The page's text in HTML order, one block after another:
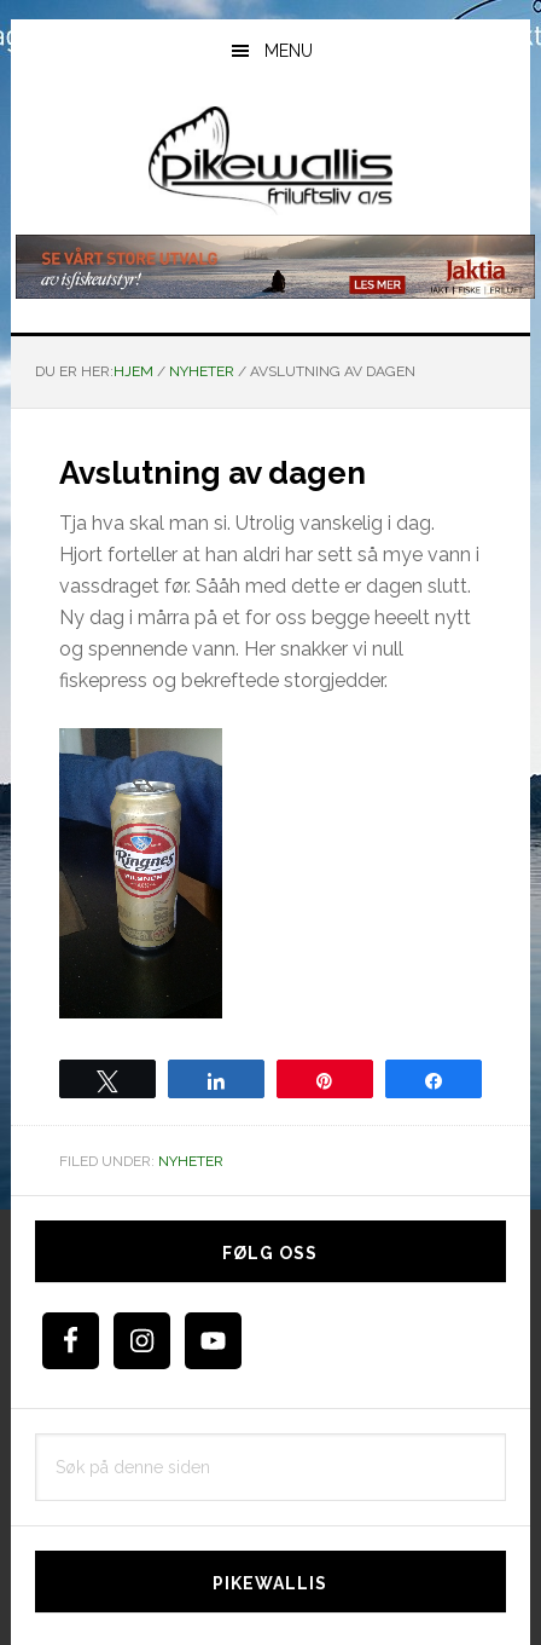
Hopp
til
Hopp
til
Hopp
til
MENU
DU ER HER:HJEM / NYHETER /AVSLUTNING AV DAGEN
Avslutning av dagen
Tja hva skal man si. Utrolig vanskelig i dag.
Hjort forteller at han aldri har sett så mye vann i
vassdraget før. Sååh med dette er dagen slutt.
Ny dag i mårra på et for oss begge heeelt nytt
og spennende vann. Her snakker vi null
fiskepress og bekreftede storgjedder.
FILED UNDER: NYHETER
Hoved
FØLG OSS
PIKEWALLIS